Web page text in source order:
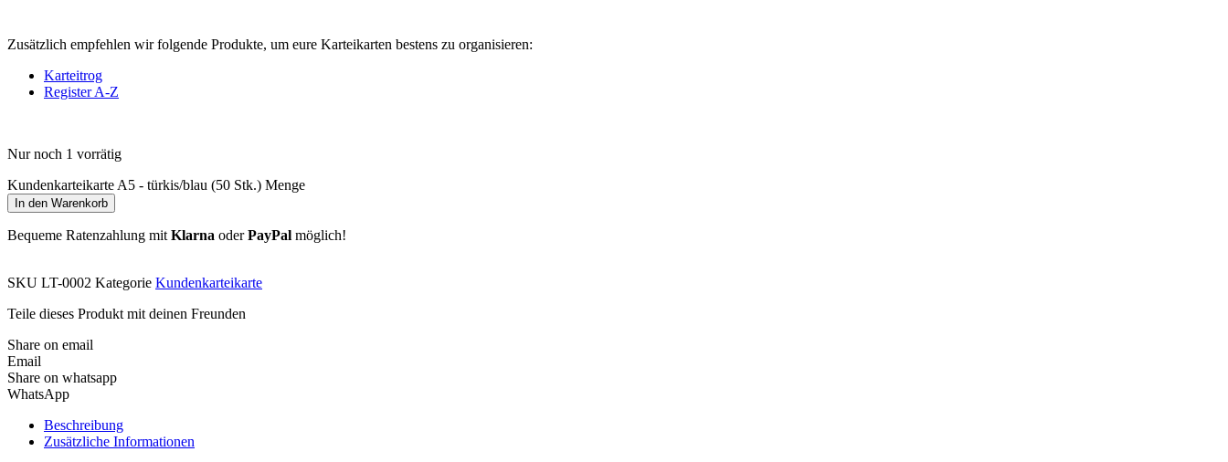
Zusätzlich empfehlen wir folgende Produkte, um eure Karteikarten bestens zu organisieren:
Karteitrog
Register A-Z
Nur noch 1 vorrätig
Kundenkarteikarte A5 - türkis/blau (50 Stk.) Menge
In den Warenkorb
Bequeme Ratenzahlung mit Klarna oderPayPal möglich!
SKU LT-0002 Kategorie Kundenkarteikarte
Teile dieses Produkt mit deinen Freunden
Share on email
Email
Share on whatsapp
WhatsApp
Beschreibung
Zusätzliche Informationen